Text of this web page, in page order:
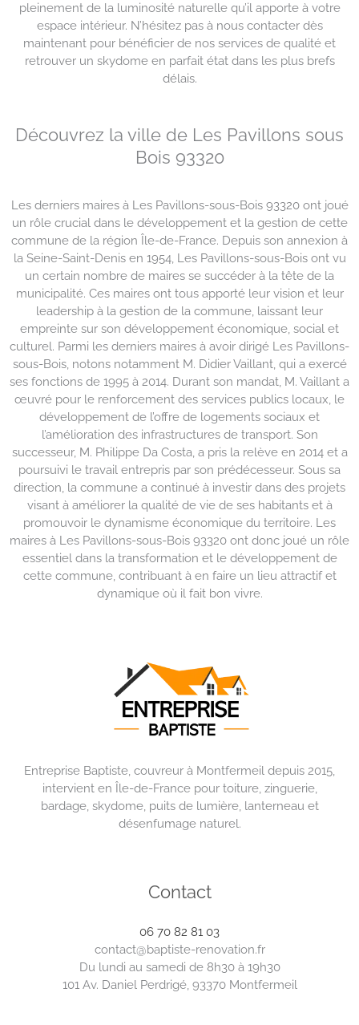
pleinement de la luminosité naturelle qu’il apporte à votre
espace intérieur. N’hésitez pas à nous contacter dès
maintenant pour bénéficier de nos services de qualité et
retrouver un skydome en parfait état dans les plus brefs
délais.
Découvrez la ville de Les Pavillons sous
Bois 93320
Les derniers maires à Les Pavillons-sous-Bois 93320 ont joué
un rôle crucial dans le développement et la gestion de cette
commune de la région Île-de-France. Depuis son annexion à
la Seine-Saint-Denis en 1954, Les Pavillons-sous-Bois ont vu
un certain nombre de maires se succéder à la tête de la
municipalité. Ces maires ont tous apporté leur vision et leur
leadership à la gestion de la commune, laissant leur
empreinte sur son développement économique, social et
culturel. Parmi les derniers maires à avoir dirigé Les Pavillons-
sous-Bois, notons notamment M. Didier Vaillant, qui a exercé
ses fonctions de 1995 à 2014. Durant son mandat, M. Vaillant a
œuvré pour le renforcement des services publics locaux, le
développement de l’offre de logements sociaux et
l’amélioration des infrastructures de transport. Son
successeur, M. Philippe Da Costa, a pris la relève en 2014 et a
poursuivi le travail entrepris par son prédécesseur. Sous sa
direction, la commune a continué à investir dans des projets
visant à améliorer la qualité de vie de ses habitants et à
promouvoir le dynamisme économique du territoire. Les
maires à Les Pavillons-sous-Bois 93320 ont donc joué un rôle
essentiel dans la transformation et le développement de
cette commune, contribuant à en faire un lieu attractif et
dynamique où il fait bon vivre.
Entreprise Baptiste, couvreur à Montfermeil depuis 2015,
intervient en Île-de-France pour toiture, zinguerie,
bardage, skydome, puits de lumière, lanterneau et
désenfumage naturel.
Contact
06 70 82 81 03
contact@baptiste-renovation.fr
Du lundi au samedi de 8h30 à 19h30
101 Av. Daniel Perdrigé, 93370 Montfermeil